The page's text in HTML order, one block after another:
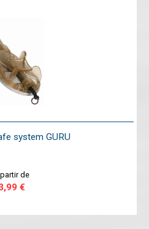
system GURU
de
€